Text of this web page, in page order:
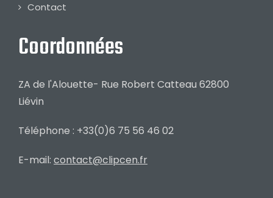
Contact
Coordonnées
ZA de l'Alouette- Rue Robert Catteau 62800
Liévin
Téléphone : +33(0)6 75 56 46 02
E-mail: contact@clipcen.fr